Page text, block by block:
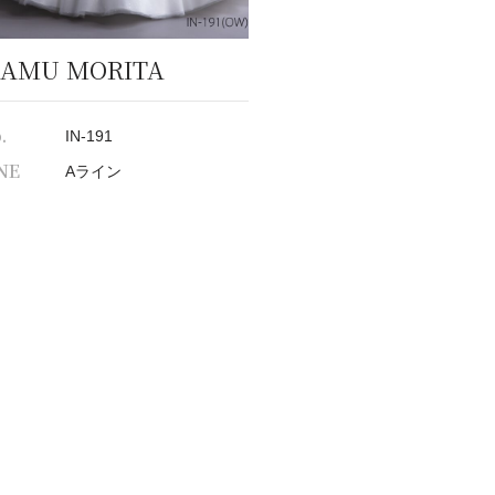
MORITA
IN-191
Aライン